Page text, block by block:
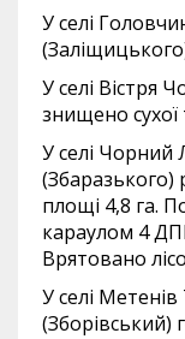
У селі
У селі Вістря
знищено сухої
У селі Чорний
(Збаразького)
площі 4,8 га.
караулом 4
Врятовано
У селі
(Зборівський)